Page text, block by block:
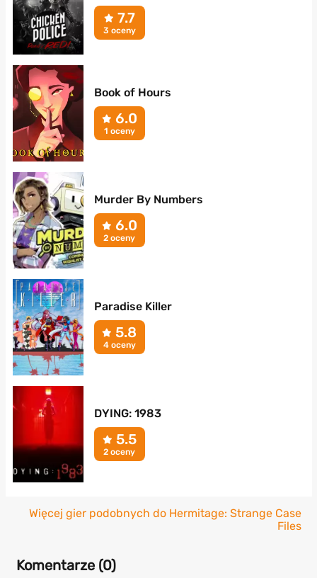
7.7
3 oceny
Book of Hours
6.0
1 oceny
Murder By Numbers
6.0
2 oceny
Paradise Killer
5.8
4 oceny
DYING: 1983
5.5
2 oceny
Więcej gier podobnych do Hermitage: Strange Case
Files
Komentarze (0)